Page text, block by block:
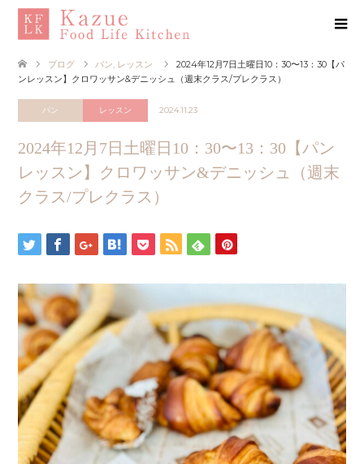
ブログ パン レッスン
2024年12月7日土曜日10：30〜13：30【パ
ンレッスン】クロワッサン&デニッシュ（週末クラス/プレクラス）
パン レッスン 2024.11.23
2024年12月7日土曜日10：30〜13：30【パン
レッスン】クロワッサン&デニッシュ（週末
クラス/プレクラス）